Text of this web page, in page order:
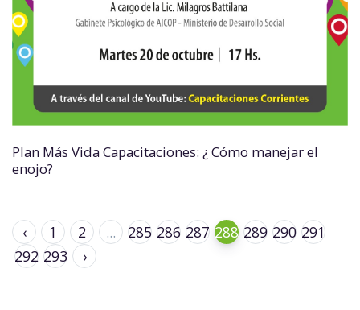
Plan Más Vida Capacitaciones: ¿ Cómo manejar el
enojo?
‹ 1 2 ... 285 286 287 288 289 290 291
292 293 ›